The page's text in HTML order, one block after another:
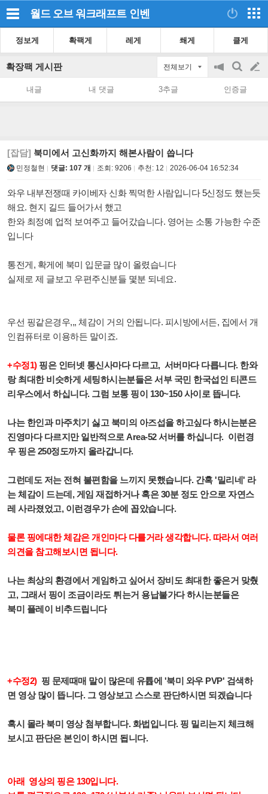
월드 오브 워크래프트 인벤
정보게 확팩게 레게 쐐게 클게
확장팩 게시판 전체보기
공
on/off
검
색
글
쓰
내글 내 댓글 3추글 인증글
[잡담] 북미에서 고신화까지 해본사람이 씁니다
민정철현 댓글: 107 개 조회: 9206 추천: 12 2026-06-04 16:52:34
와우 내부전쟁때 카이베자 신화 찍먹한 사람입니다 5신정도 했는듯
해요. 현지 길드 들어가서 했고
한와 최정예 업적 보여주고 들어갔습니다. 영어는 소통 가능한 수준
입니다
통전게, 확게에 북미 입문글 많이 올렸습니다
실제로 제 글보고 우편주신분들 몇분 되네요.
우선 핑같은경우,,, 체감이 거의 안됩니다. 피시방에서든, 집에서 개
인컴퓨터로 이용하든 말이죠.
+수정1) 핑은 인터넷 통신사마다 다르고, 서버마다 다릅니다. 한와
랑 최대한 비슷하게 세팅하시는분들은 서부 국민 한국섭인 티콘드
리우스에서 하십니다. 그럼 보통 핑이 130~150 사이로 뜹니다.
나는 한인과 마주치기 싫고 북미의 아즈섭을 하고싶다 하시는분은
진영마다 다르지만 일반적으로 Area-52 서버를 하십니다. 이런경
우 핑은 250정도까지 올라갑니다.
그런데도 저는 전혀 불편함을 느끼지 못했습니다. 간혹 '밀리네' 라
는 체감이 드는데, 게임 재접하거나 혹은 30분 정도 안으로 자연스
레 사라졌었고, 이런경우가 손에 꼽았습니다.
물론 핑에대한 체감은 개인마다 다를거라 생각합니다. 따라서 여러
의견을 참고해보시면 됩니다.
나는 최상의 환경에서 게임하고 싶어서 장비도 최대한 좋은거 맞췄
고, 그래서 핑이 조금이라도 튀는거 용납불가다 하시는분들은
북미 플레이 비추드립니다
+수정2) 핑 문제때매 말이 많은데 유튭에 '북미 와우 PVP' 검색하
면 영상 많이 뜹니다. 그 영상보고 스스로 판단하시면 되겠습니다
혹시 몰라 북미 영상 첨부합니다. 화법입니다. 핑 밀리는지 체크해
보시고 판단은 본인이 하시면 됩니다.
아래 영상의 핑은 130입니다.